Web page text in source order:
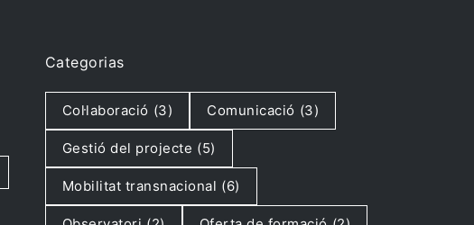
Categorias
Col·laboració (3) Comunicació (3)
Gestió del projecte (5)
Mobilitat transnacional (6)